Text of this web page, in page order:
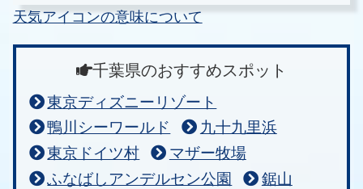
天気アイコンの意味について
千葉県のおすすめスポット
東京ディズニーリゾート
鴨川シーワールド
九十九里浜
東京ドイツ村
マザー牧場
ふなばしアンデルセン公園
鋸山